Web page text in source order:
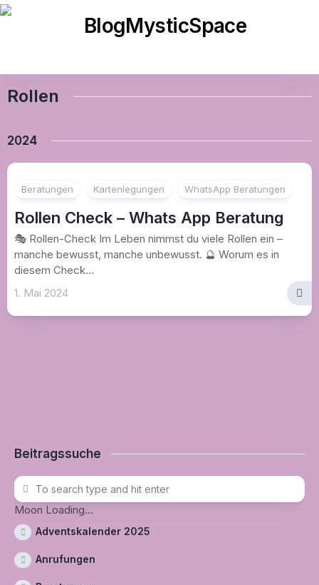
Skip
Rollen
2024
Beratungen Kartenlegungen WhatsApp Beratungen
Rollen Check – Whats App Beratung
🎭 Rollen-Check Im Leben nimmst du viele Rollen ein –
manche bewusst, manche unbewusst. 🔮 Worum es in
diesem Check...
1. Mai 2024
Beitragssuche
Moon Loading...
Adventskalender 2025
Anrufungen